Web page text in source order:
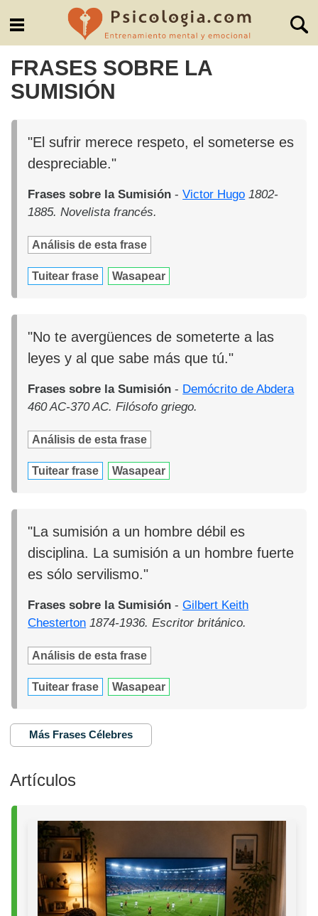
FRASES SOBRE LA
SUMISIÓN
"El sufrir merece respeto, el someterse es
despreciable."
Frases sobre la Sumisión -Victor Hugo 1802-
1885. Novelista francés.
Análisis de esta frase
Tuitear frase Wasapear
"No te avergüences de someterte a las
leyes y al que sabe más que tú."
Frases sobre la Sumisión - Demócrito de Abdera
460 AC-370 AC. Filósofo griego.
Análisis de esta frase
Tuitear frase Wasapear
"La sumisión a un hombre débil es
disciplina. La sumisión a un hombre fuerte
es sólo servilismo."
Frases sobre la Sumisión -Gilbert Keith
Chesterton 1874-1936. Escritor británico.
Análisis de esta frase
Tuitear frase Wasapear
Más Frases Célebres
Artículos